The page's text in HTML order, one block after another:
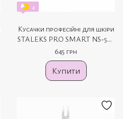
4
Кусачки професійні для шкіри
STALEKS PRO SMART NS-50-
5 5 мм
645 грн
Купити